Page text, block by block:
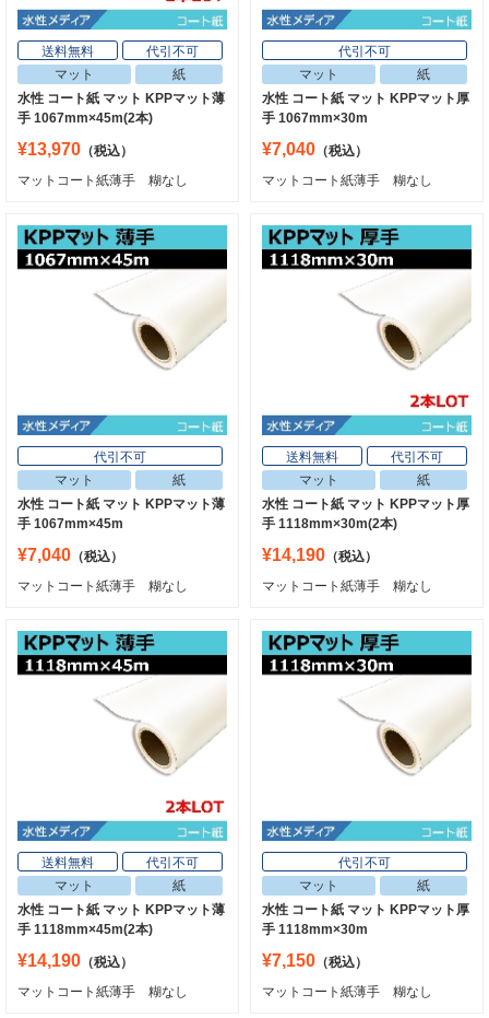
送料無料
代引不可
マット
紙
水性 コート紙 マット KPPマット薄
手 1067mm×45m(2本)
¥13,970 （税込）
マットコート紙薄手 糊なし
代引不可
マット
紙
水性 コート紙 マット KPPマット厚
手 1067mm×30m
¥7,040 （税込）
マットコート紙薄手 糊なし
代引不可
マット
紙
水性 コート紙 マット KPPマット薄
手 1067mm×45m
¥7,040 （税込）
マットコート紙薄手 糊なし
送料無料
代引不可
マット
紙
水性 コート紙 マット KPPマット厚
手 1118mm×30m(2本)
¥14,190 （税込）
マットコート紙薄手 糊なし
送料無料
代引不可
マット
紙
水性 コート紙 マット KPPマット薄
手 1118mm×45m(2本)
¥14,190 （税込）
マットコート紙薄手 糊なし
代引不可
マット
紙
水性 コート紙 マット KPPマット厚
手 1118mm×30m
¥7,150 （税込）
マットコート紙薄手 糊なし